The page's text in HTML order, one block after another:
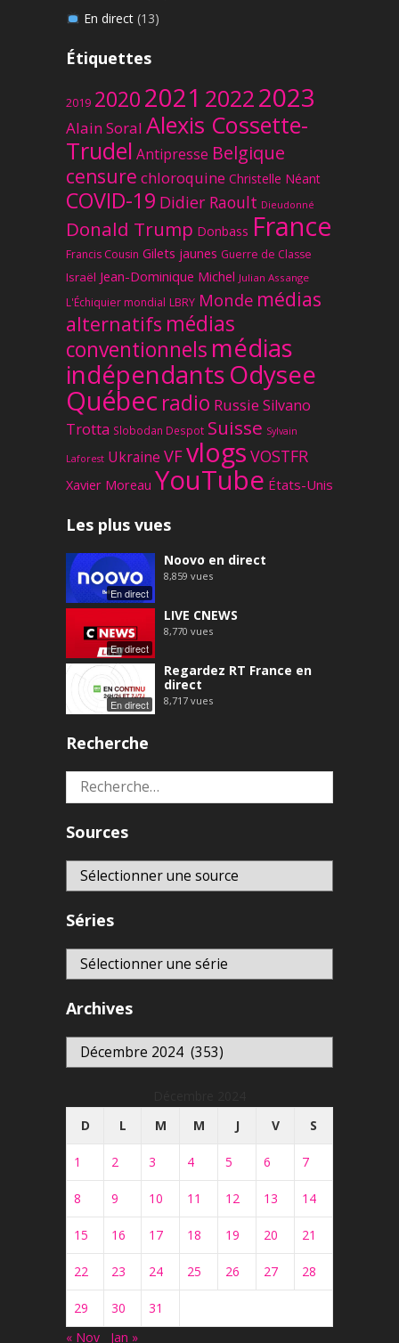
En direct(13)
Étiquettes
2019 20202021 20222023
Alain Soral Alexis Cossette-
Trudel Antipresse Belgique
censure chloroquine Christelle Néant
COVID-19 Didier Raoult Dieudonné
Donald Trump Donbass France
Francis Cousin Gilets jaunes Guerre de Classe
Israël Jean-Dominique Michel Julian Assange
L'Échiquier mondial LBRY Monde médias
alternatifs médias
conventionnels médias
indépendantsOdysee
Québec radio Russie Silvano
Trotta Slobodan Despot Suisse Sylvain
Laforest Ukraine VFvlogs VOSTFR
Xavier Moreau YouTube États-Unis
Les plus vues
En direct
Noovo en direct
8,859 vues
En direct
LIVE CNEWS
8,770 vues
En direct
Regardez RT France en
direct
8,717 vues
Recherche
Rechercher :
Sources
Séries
Archives
Archives
D
L M M J V S
1 2 3 4 5 6 7
8 9 10 11 12 13 14
15 16 17 18 19 20 21
22 23 24 25 26 27 28
29 30
31
« Nov
Jan »